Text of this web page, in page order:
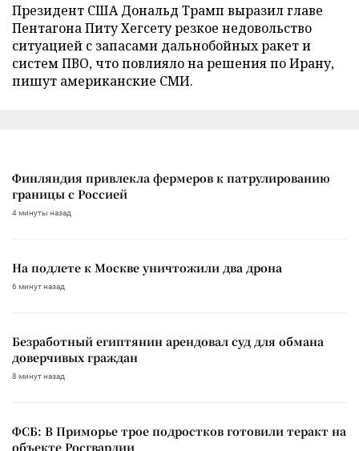
Президент США Дональд Трамп выразил главе
Пентагона Питу Хегсету резкое недовольство
ситуацией с запасами дальнобойных ракет и
систем ПВО, что повлияло на решения по Ирану,
пишут американские СМИ.
Финляндия привлекла фермеров к патрулированию
границы с Россией
4 минуты назад
На подлете к Москве уничтожили два дрона
6 минут назад
Безработный египтянин арендовал суд для обмана
доверчивых граждан
8 минут назад
ФСБ: В Приморье трое подростков готовили теракт на
объекте Росгвардии